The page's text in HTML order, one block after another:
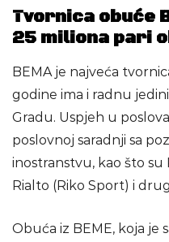
Tvornica obuće
25 miliona pari
BEMA je najveća
godine ima i radnu
Gradu. Uspjeh u
poslovnoj saradnji sa
inostranstvu, kao što su
Rialto (Riko Sport) i
Obuća iz BEME, koja je